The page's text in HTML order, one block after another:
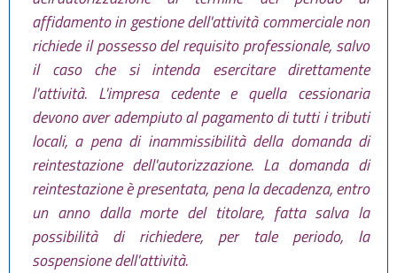
affidamento in gestione dell'attività commerciale non
richiede il possesso del requisito professionale, salvo
il caso che si intenda esercitare direttamente
l'attività. L'impresa cedente e quella cessionaria
devono aver adempiuto al pagamento di tutti i tributi
locali, a pena di inammissibilità della domanda di
reintestazione dell'autorizzazione. La domanda di
reintestazione è presentata, pena la decadenza, entro
un anno dalla morte del titolare, fatta salva la
possibilità di richiedere, per tale periodo, la
sospensione dell'attività.